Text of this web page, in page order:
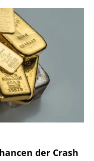
der Crash